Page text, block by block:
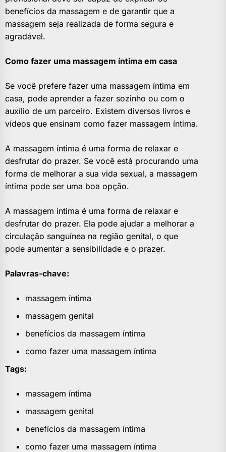
benefícios da massagem e de garantir que a
massagem seja realizada de forma segura e
agradável.
Como fazer uma massagem íntima em casa
Se você prefere fazer uma massagem íntima em
casa, pode aprender a fazer sozinho ou com o
auxílio de um parceiro. Existem diversos livros e
vídeos que ensinam como fazer massagem íntima.
A massagem íntima é uma forma de relaxar e
desfrutar do prazer. Se você está procurando uma
forma de melhorar a sua vida sexual, a massagem
íntima pode ser uma boa opção.
A massagem íntima é uma forma de relaxar e
desfrutar do prazer. Ela pode ajudar a melhorar a
circulação sanguínea na região genital, o que
pode aumentar a sensibilidade e o prazer.
Palavras-chave:
massagem íntima
massagem genital
benefícios da massagem íntima
como fazer uma massagem íntima
Tags:
massagem íntima
massagem genital
benefícios da massagem íntima
como fazer uma massagem íntima